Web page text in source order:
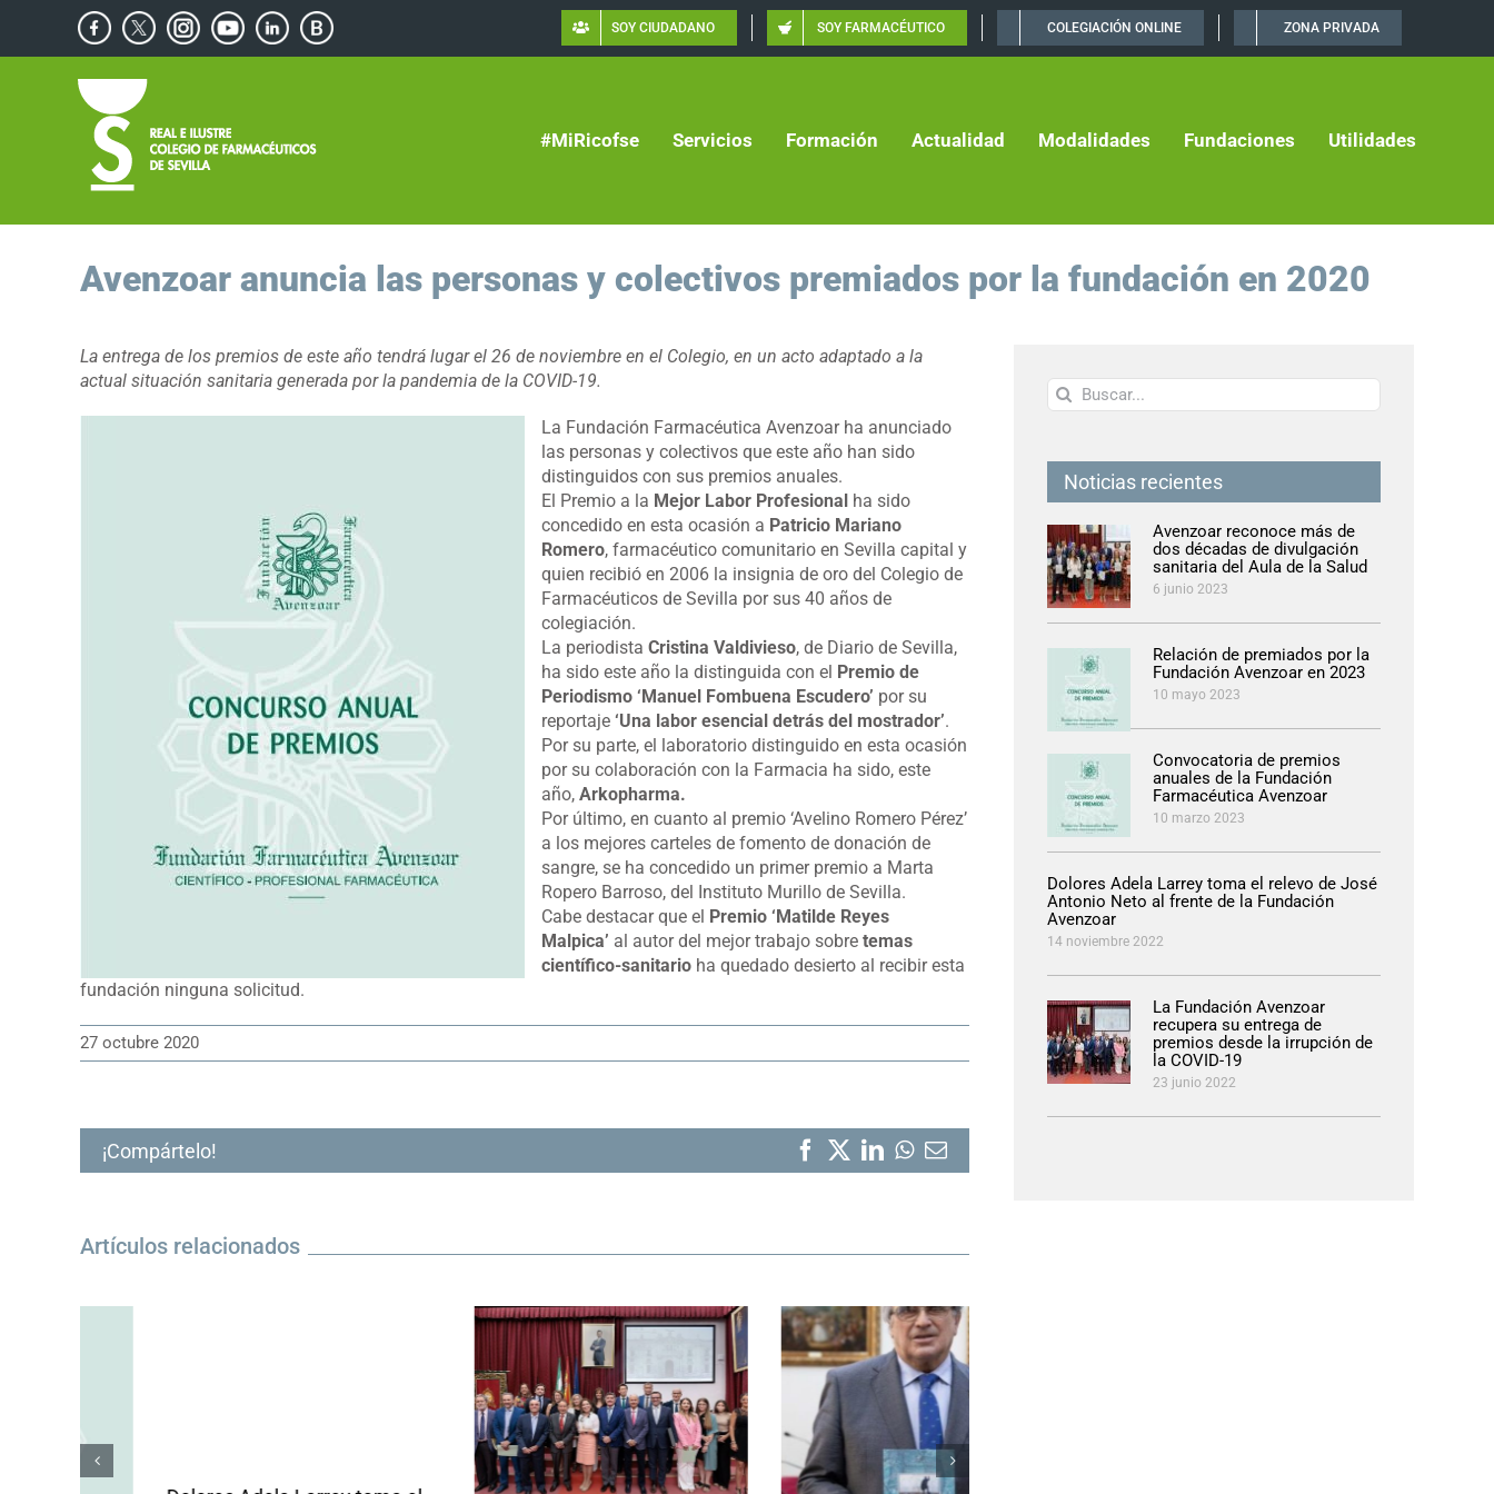
contenido
Facebook
X Instagram
YouTube
Linkedin
Blog
de
SOY CIUDADANO SOY FARMACÉUTICO COLEGIACIÓN ONLINE ZONA PRIVADA
#MiRicofse Servicios Formación Actualidad Modalidades Fundaciones Utilidades
Avenzoar anuncia las personas y colectivos premiados por la fundación en 2020
La entrega de los premios de este año tendrá lugar el 26 de noviembre en el Colegio, en un acto adaptado a la
actual situación sanitaria generada por la pandemia de la COVID-19.
La Fundación Farmacéutica Avenzoar ha anunciado
las personas y colectivos que este año han sido
distinguidos con sus premios anuales.
El Premio a la Mejor Labor Profesional ha sido
concedido en esta ocasión a Patricio Mariano
Romero, farmacéutico comunitario en Sevilla capital y
quien recibió en 2006 la insignia de oro del Colegio de
Farmacéuticos de Sevilla por sus 40 años de
colegiación.
La periodista Cristina Valdivieso, de Diario de Sevilla,
ha sido este año la distinguida con el Premio de
Periodismo ‘Manuel Fombuena Escudero’ por su
reportaje ‘Una labor esencial detrás del mostrador’.
Por su parte, el laboratorio distinguido en esta ocasión
por su colaboración con la Farmacia ha sido, este
año, Arkopharma.
Por último, en cuanto al premio ‘Avelino Romero Pérez’
a los mejores carteles de fomento de donación de
sangre, se ha concedido un primer premio a Marta
Ropero Barroso, del Instituto Murillo de Sevilla.
Cabe destacar que el Premio ‘Matilde Reyes
Malpica’ al autor del mejor trabajo sobre temas
científico-sanitario ha quedado desierto al recibir esta
fundación ninguna solicitud.
27 octubre 2020
¡Compártelo! Facebook
X LinkedIn
WhatsApp
Correo
electrónico
Artículos relacionados
Buscar:
Noticias recientes
Avenzoar reconoce más de
dos décadas de divulgación
sanitaria del Aula de la Salud
6 junio 2023
Relación de premiados por la
Fundación Avenzoar en 2023
10 mayo 2023
Convocatoria de premios
anuales de la Fundación
Farmacéutica Avenzoar
10 marzo 2023
Dolores Adela Larrey toma el relevo de José
Antonio Neto al frente de la Fundación
Avenzoar
14 noviembre 2022
La Fundación Avenzoar
recupera su entrega de
premios desde la irrupción de
la COVID-19
23 junio 2022